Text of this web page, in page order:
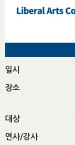
일시
장소
대상
연사/강사